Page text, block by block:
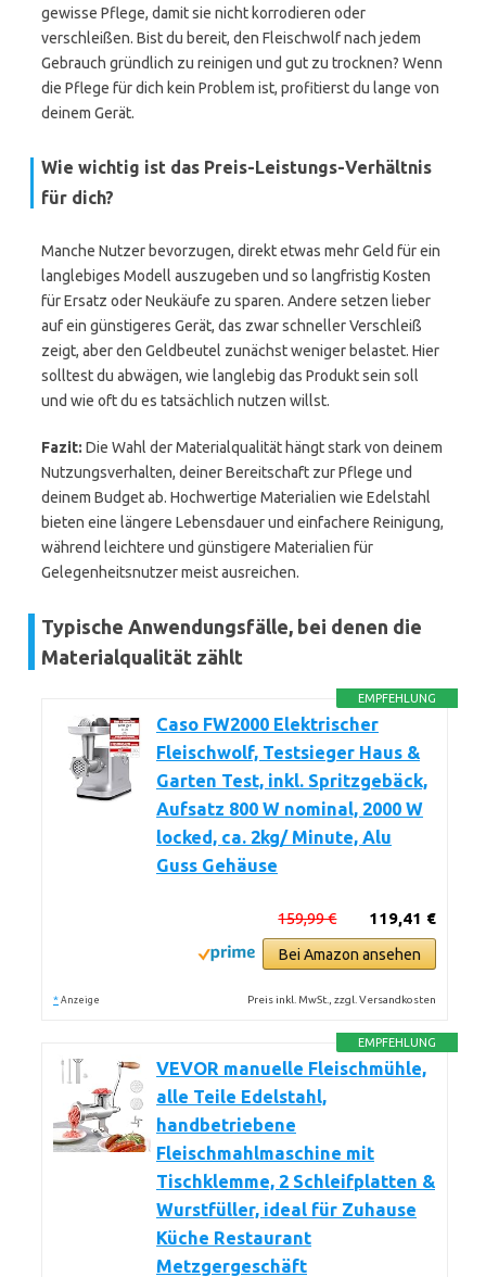
gewisse Pflege, damit sie nicht korrodieren oder
verschleißen. Bist du bereit, den Fleischwolf nach jedem
Gebrauch gründlich zu reinigen und gut zu trocknen? Wenn
die Pflege für dich kein Problem ist, profitierst du lange von
deinem Gerät.
Wie wichtig ist das Preis-Leistungs-Verhältnis
für dich?
Manche Nutzer bevorzugen, direkt etwas mehr Geld für ein
langlebiges Modell auszugeben und so langfristig Kosten
für Ersatz oder Neukäufe zu sparen. Andere setzen lieber
auf ein günstigeres Gerät, das zwar schneller Verschleiß
zeigt, aber den Geldbeutel zunächst weniger belastet. Hier
solltest du abwägen, wie langlebig das Produkt sein soll
und wie oft du es tatsächlich nutzen willst.
Fazit: Die Wahl der Materialqualität hängt stark von deinem
Nutzungsverhalten, deiner Bereitschaft zur Pflege und
deinem Budget ab. Hochwertige Materialien wie Edelstahl
bieten eine längere Lebensdauer und einfachere Reinigung,
während leichtere und günstigere Materialien für
Gelegenheitsnutzer meist ausreichen.
Typische Anwendungsfälle, bei denen die
Materialqualität zählt
EMPFEHLUNG
Caso FW2000 Elektrischer
Fleischwolf, Testsieger Haus &
Garten Test, inkl. Spritzgebäck,
Aufsatz 800 W nominal, 2000 W
locked, ca. 2kg/ Minute, Alu
Guss Gehäuse
119,41 €
159,99 €
Bei Amazon ansehen
* Anzeige Preis inkl. MwSt., zzgl. Versandkosten
EMPFEHLUNG
VEVOR manuelle Fleischmühle,
alle Teile Edelstahl,
handbetriebene
Fleischmahlmaschine mit
Tischklemme, 2 Schleifplatten &
Wurstfüller, ideal für Zuhause
Küche Restaurant
Metzgergeschäft